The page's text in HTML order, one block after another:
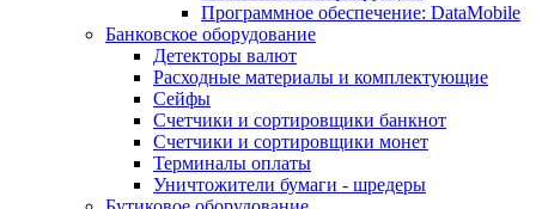
Программное обеспечение: DataMobile
Банковское оборудование
Детекторы валют
Расходные материалы и комплектующие
Сейфы
Счетчики и сортировщики банкнот
Счетчики и сортировщики монет
Терминалы оплаты
Уничтожители бумаги - шредеры